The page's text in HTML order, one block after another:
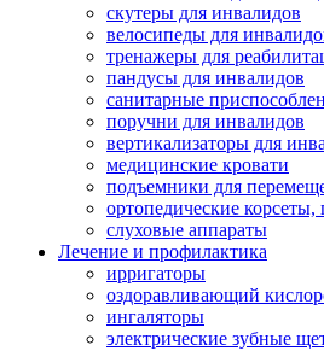
скутеры для инвалидов
велосипеды для
тренажеры для
пандусы для инвалидов
санитарные
поручни для инвалидов
вертикализаторы для
медицинские кровати
подъемники для
ортопедические корсеты,
слуховые аппараты
Лечение и профилактика
ирригаторы
оздоравливающий
ингаляторы
электрические зубные